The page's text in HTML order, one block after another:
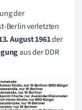
der
Berlin verletzten
August 1961der
aus der DDR